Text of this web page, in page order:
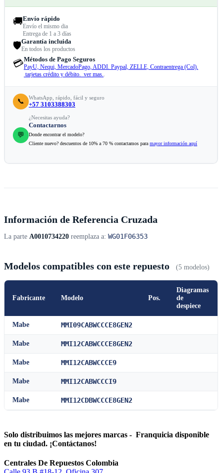
🚚Envío rápido
Envío el mismo dia
Entrega de 1 a 3 días
🛡️Garantía incluida
En todos los productos
💳Métodos de Pago Seguros
PayU, Nequi, MercadoPago, ADDI. Paypal, ZELLE, Contraentrega (Col).
tarjetas crédito y débito. ver mas..
📞 WhatsApp, rápido, fácil y seguro
+57 3103388303
💬
¿Necesitas ayuda?
Contactarnos
Donde encontrar el modelo?
Cliente nuevo? descuentos de 10% a 70 % contactamos para mayor información aquí
Información de Referencia Cruzada
La parte A0010734220 reemplaza a: WG01F06353
Modelos compatibles con este repuesto (5 modelos)
Fabricante Modelo Pos.
Diagramas
de
despiece
Mabe MMI09CABWCCCE8GEN2
Mabe MMI12CABWCCCE8GEN2
Mabe MMI12CABWCCCE9
Mabe MMI12CABWCCCI9
Mabe MMI12CDBWCCCE8GEN2
Solo distribuimos las mejores marcas - Franquicia disponible
en tu ciudad. ¡Contáctanos!
Centrales De Repuestos Colombia